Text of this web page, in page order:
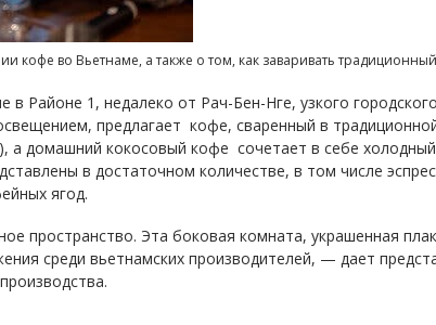
кофе во Вьетнаме, а также о том, как заваривать
Районе 1, недалеко от Рач-Бен-Нге, узкого
предлагает кофе, сваренный в
домашний кокосовый кофе сочетает в себе
в достаточном количестве, в том числе
ягод.
пространство. Эта боковая комната, украшенная
среди вьетнамских производителей, — дает